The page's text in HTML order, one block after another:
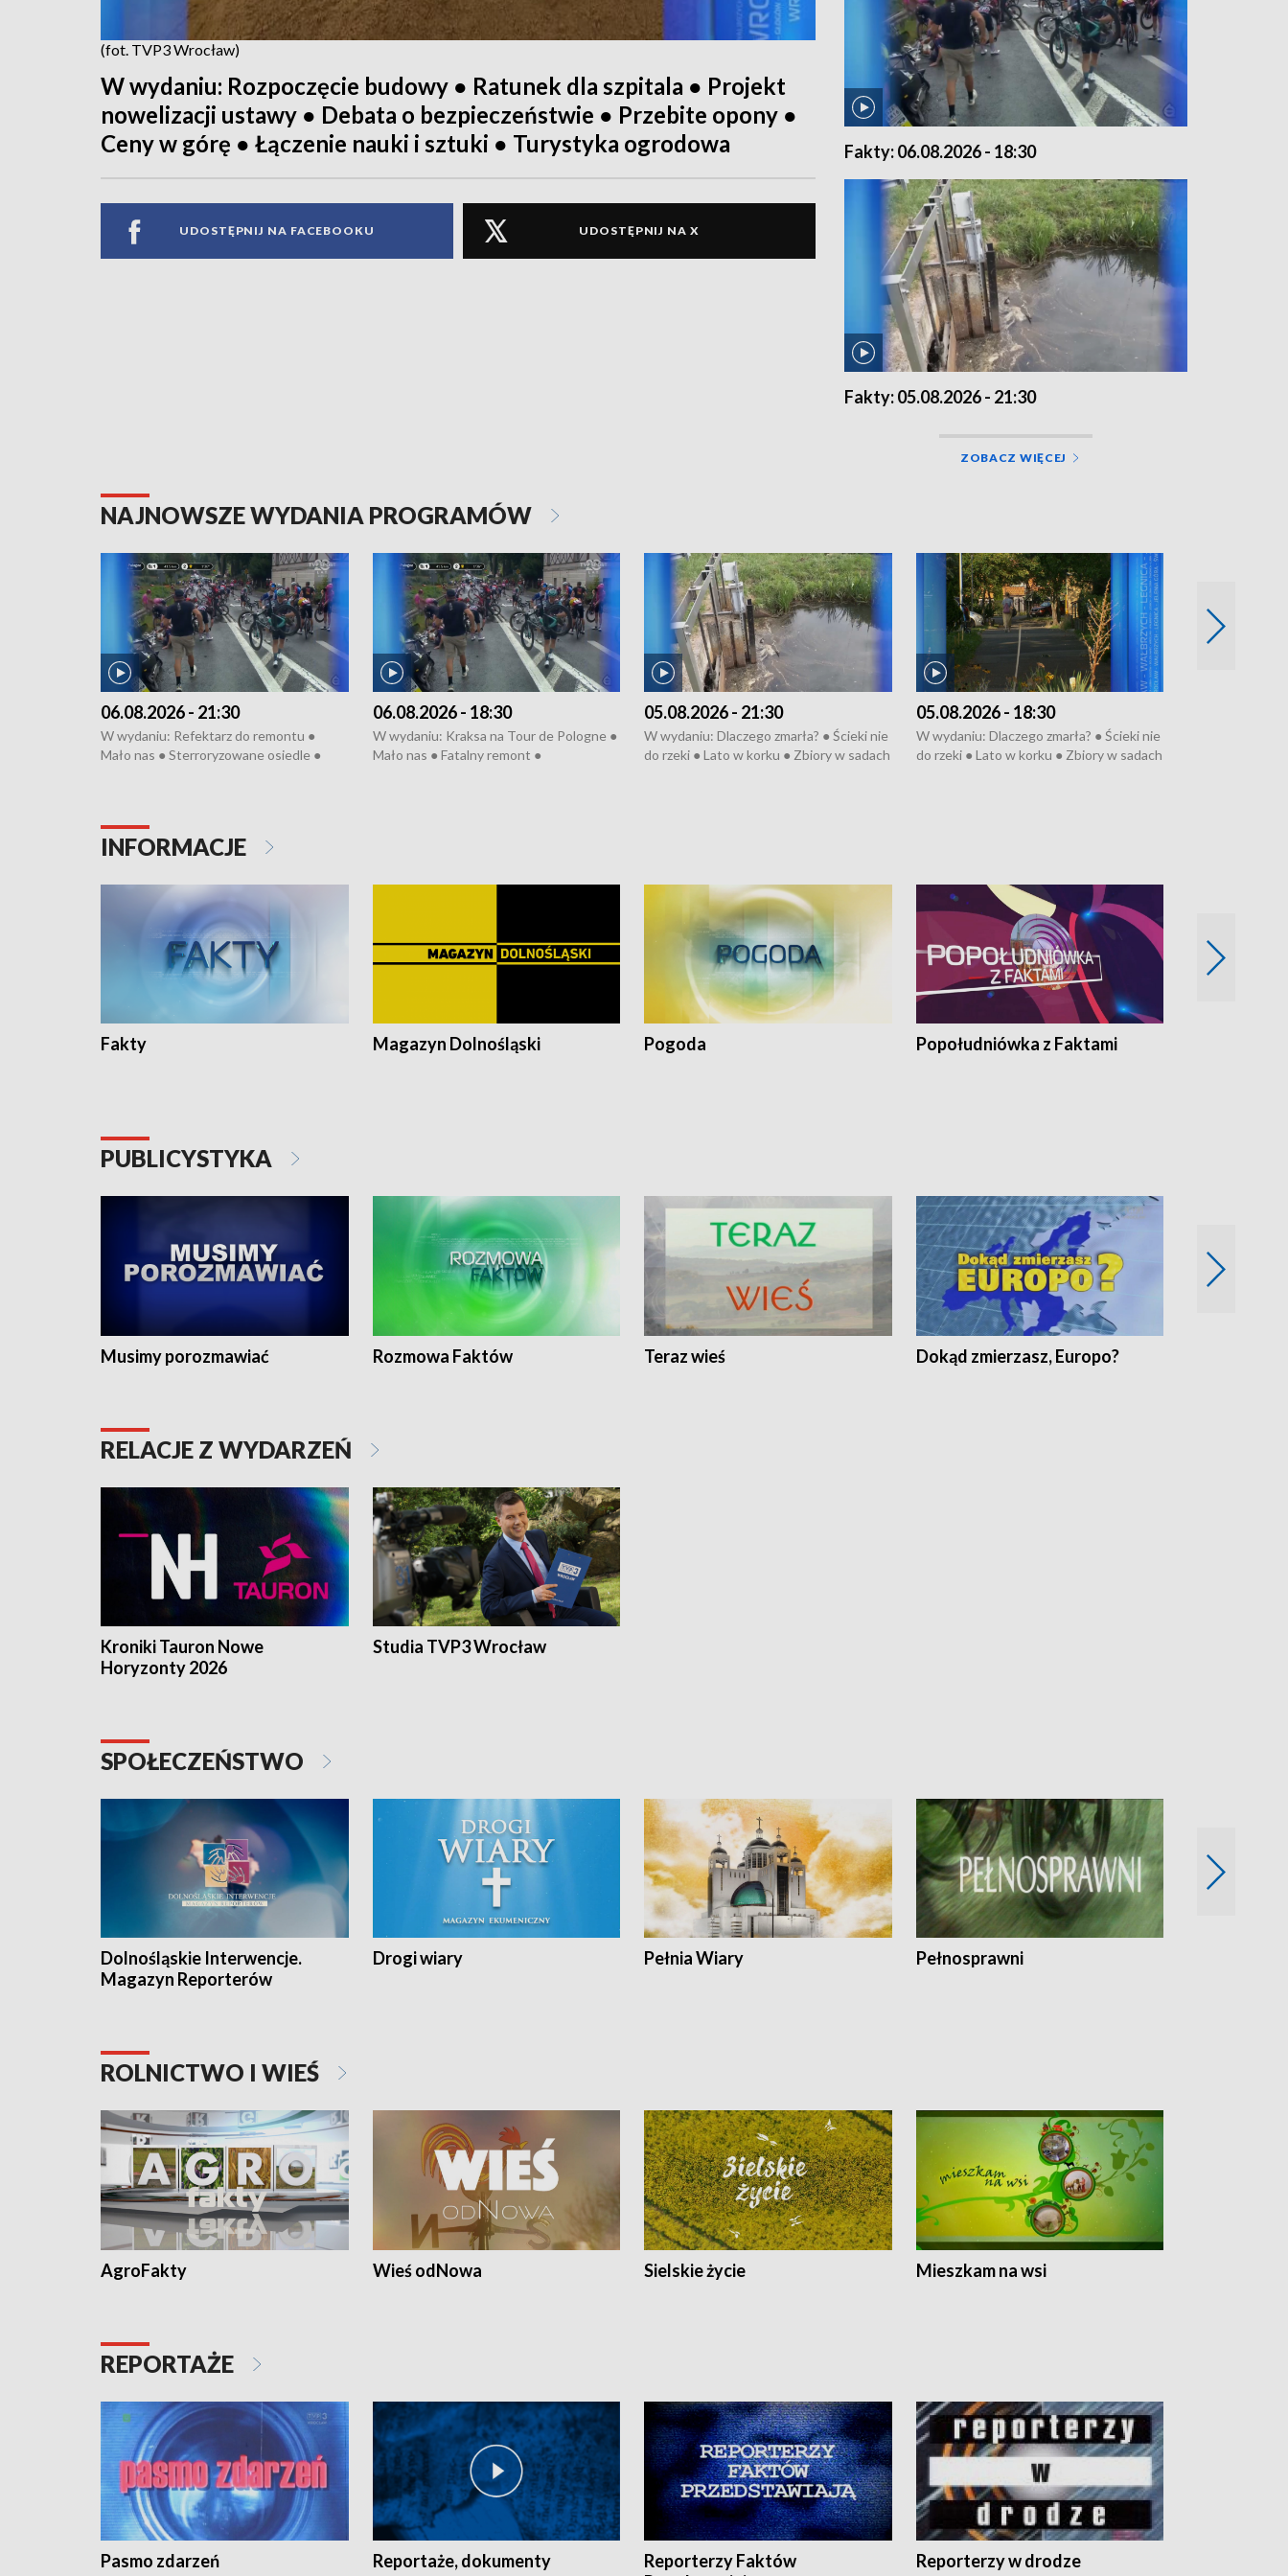
(fot. TVP3 Wrocław)
W wydaniu: Rozpoczęcie budowy ● Ratunek dla szpitala ● Projekt
nowelizacji ustawy ● Debata o bezpieczeństwie ● Przebite opony ●
Ceny w górę ● Łączenie nauki i sztuki ● Turystyka ogrodowa
UDOSTĘPNIJ NA FACEBOOKU UDOSTĘPNIJ NA X
Fakty: 06.08.2026 - 18:30
Fakty: 05.08.2026 - 21:30
ZOBACZ WIĘCEJ
NAJNOWSZE WYDANIA PROGRAMÓW
06.08.2026 - 21:30
W wydaniu: Refektarz do remontu ●
Mało nas ● Sterroryzowane osiedle ●
Pologne
06.08.2026 - 18:30
W wydaniu: Kraksa na Tour de Pologne ●
Mało nas ● Fatalny remont ●
05.08.2026 - 21:30
W wydaniu: Dlaczego zmarła? ● Ścieki nie
do rzeki ● Lato w korku ● Zbiory w sadach
05.08.2026 - 18:30
W wydaniu: Dlaczego zmarła? ● Ścieki nie
do rzeki ● Lato w korku ● Zbiory w sadach
INFORMACJE
Fakty Magazyn Dolnośląski Pogoda Popołudniówka z Faktami
PUBLICYSTYKA
Musimy porozmawiać Rozmowa Faktów Teraz wieś Dokąd zmierzasz, Europo?
RELACJE Z WYDARZEŃ
Kroniki Tauron Nowe
Horyzonty 2026
Studia TVP3 Wrocław
SPOŁECZEŃSTWO
Dolnośląskie Interwencje.
Magazyn Reporterów
Drogi wiary Pełnia Wiary Pełnosprawni
ROLNICTWO I WIEŚ
AgroFakty Wieś odNowa Sielskie życie Mieszkam na wsi
REPORTAŻE
Pasmo zdarzeń Reportaże, dokumenty
Reporterzy Faktów
Reporterzy w drodze